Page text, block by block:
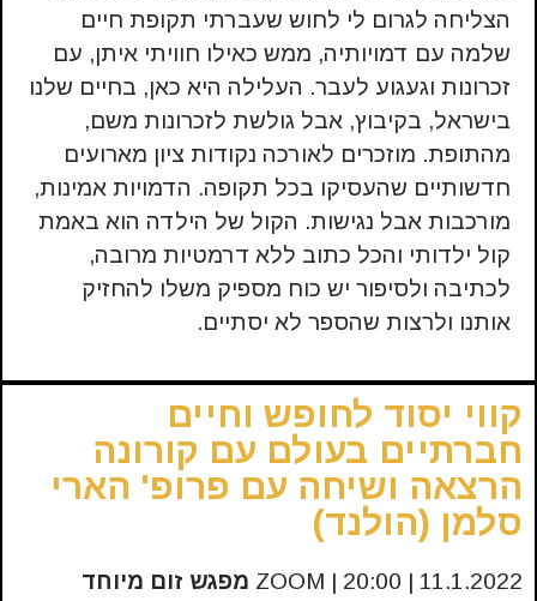
הצליחה לגרום לי לחוש שעברתי תקופת חיים
שלמה עם דמויותיה, ממש כאילו חוויתי איתן, עם
זכרונות וגעגוע לעבר. העלילה היא כאן, בחיים שלנו
בישראל, בקיבוץ, אבל גולשת לזכרונות משם,
מהתופת. מוזכרים לאורכה נקודות ציון מארועים
חדשותיים שהעסיקו בכל תקופה. הדמויות אמינות,
מורכבות אבל נגישות. הקול של הילדה הוא באמת
קול ילדותי והכל כתוב ללא דרמטיות מרובה,
לכתיבה ולסיפור יש כוח מספיק משלו להחזיק
אותנו ולרצות שהספר לא יסתיים.
קווי יסוד לחופש וחיים
חברתיים בעולם עם קורונה
הרצאה ושיחה עם פרופ' הארי
סלמן (הולנד)
11.1.2022 | ZOOM | 20:00 מפגש זום מיוחד